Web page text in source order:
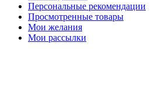
Персональные рекомендации
Просмотренные товары
Мои желания
Мои рассылки